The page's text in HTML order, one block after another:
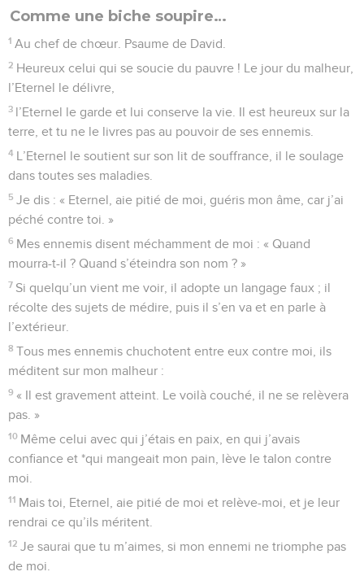
qui les recevra.
Délivre-moi de toutes mes transgressions ! Ne m’expose
pas aux insultes du fou !
10
Je reste muet, je n’ouvre pas la bouche, car c’est toi qui
Détourne tes coups de moi ! Je m’épuise sous les attaques
12
Tu corriges l’homme en le punissant de sa faute, tu détruis
comme la teigne ce qu’il a de plus cher. Oui, tout homme
n’est qu’un souffle. – Pause.
13
sois pas insensible à mes larmes, car je suis un étranger chez
toi, un résident temporaire, comme tous mes ancêtres.
14
que je m’en aille et que je disparaisse !
Psaumes 40
Seuls les Évangiles sont disponibles en vidéo pour le moment.
Prière d'un homme persécuté
1 Au chef de chœur. Psaume de David.
2 J’avais mis mon espérance en l’Eternel, et il s’est penché
vers moi, il a écouté mes cris.